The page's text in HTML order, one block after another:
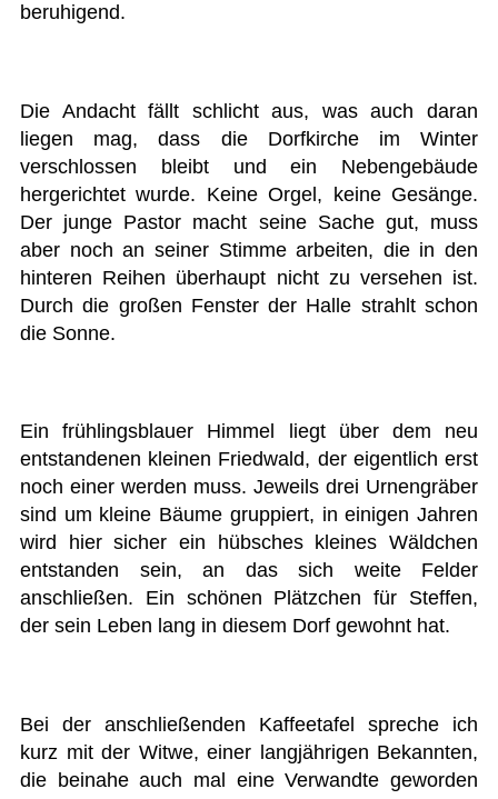
beruhigend.
Die Andacht fällt schlicht aus, was auch daran
liegen mag, dass die Dorfkirche im Winter
verschlossen bleibt und ein Nebengebäude
hergerichtet wurde. Keine Orgel, keine Gesänge.
Der junge Pastor macht seine Sache gut, muss
aber noch an seiner Stimme arbeiten, die in den
hinteren Reihen überhaupt nicht zu versehen ist.
Durch die großen Fenster der Halle strahlt schon
die Sonne.
Ein frühlingsblauer Himmel liegt über dem neu
entstandenen kleinen Friedwald, der eigentlich erst
noch einer werden muss. Jeweils drei Urnengräber
sind um kleine Bäume gruppiert, in einigen Jahren
wird hier sicher ein hübsches kleines Wäldchen
entstanden sein, an das sich weite Felder
anschließen. Ein schönen Plätzchen für Steffen,
der sein Leben lang in diesem Dorf gewohnt hat.
Bei der anschließenden Kaffeetafel spreche ich
kurz mit der Witwe, einer langjährigen Bekannten,
die beinahe auch mal eine Verwandte geworden